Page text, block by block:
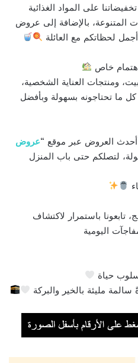
على المواد الغذائية
المتنوعة، بالإضافة إلى عروض
لحظاتكم مع العائلة
اهتمام خاص
ومنتجات العناية الشخصية،
ما تحتاجونه بسهولة وبأفضل
العروض عبر موقع “عروض
لتصلكم حتى باب المنزل
تابعونا باستمرار لاكتشاف
اليومية
حياة
مليئة بالخير والبركة